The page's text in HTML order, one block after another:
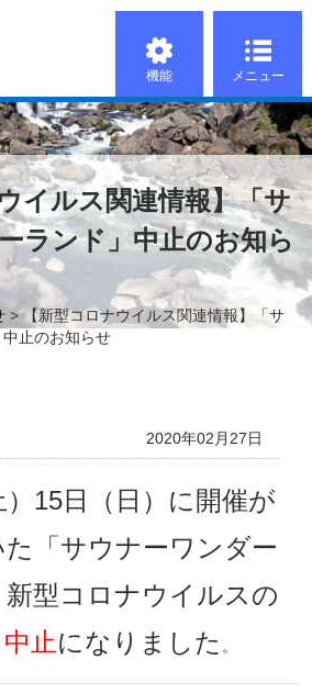
機能 メニュー
イルス関連情報】「サ
ランド」中止のお知ら
> 【新型コロナウイルス関連情報】「サ
止のお知らせ
2020年02月27日
）15日（日）に開催が
「サウナーワンダー
型コロナウイルスの
中止になりました 。